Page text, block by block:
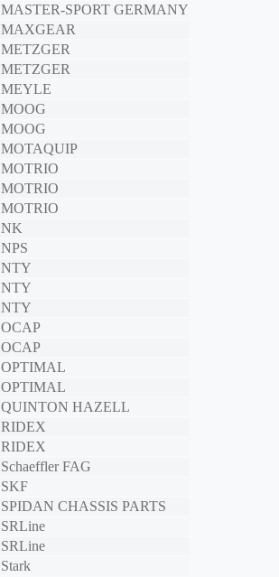
MASTER-SPORT GERMANY
MAXGEAR
METZGER
METZGER
MEYLE
MOOG
MOOG
MOTAQUIP
MOTRIO
MOTRIO
MOTRIO
NK
NPS
NTY
NTY
NTY
OCAP
OCAP
OPTIMAL
OPTIMAL
QUINTON HAZELL
RIDEX
RIDEX
Schaeffler FAG
SKF
SPIDAN CHASSIS PARTS
SRLine
SRLine
Stark